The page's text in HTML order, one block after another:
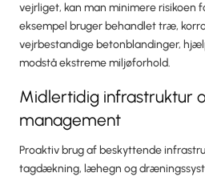
vejrliget, kan man minimere risikoen
eksempel bruger behandlet træ,
vejrbestandige betonblandinger,
modstå ekstreme miljøforhold.
Midlertidig infrastruktur
management
Proaktiv brug af beskyttende
tagdækning, læhegn og